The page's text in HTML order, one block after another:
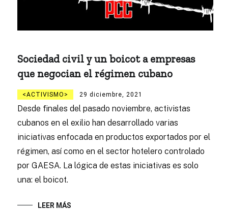
Sociedad civil y un boicot a empresas
que negocian el régimen cubano
ACTIVISMO 29 diciembre, 2021
Desde finales del pasado noviembre, activistas
cubanos en el exilio han desarrollado varias
iniciativas enfocada en productos exportados por el
régimen, así como en el sector hotelero controlado
por GAESA. La lógica de estas iniciativas es solo
una: el boicot.
LEER MÁS